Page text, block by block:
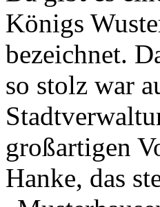
Königs
bezeichnet.
so stolz war
großartigen
Hanke, das